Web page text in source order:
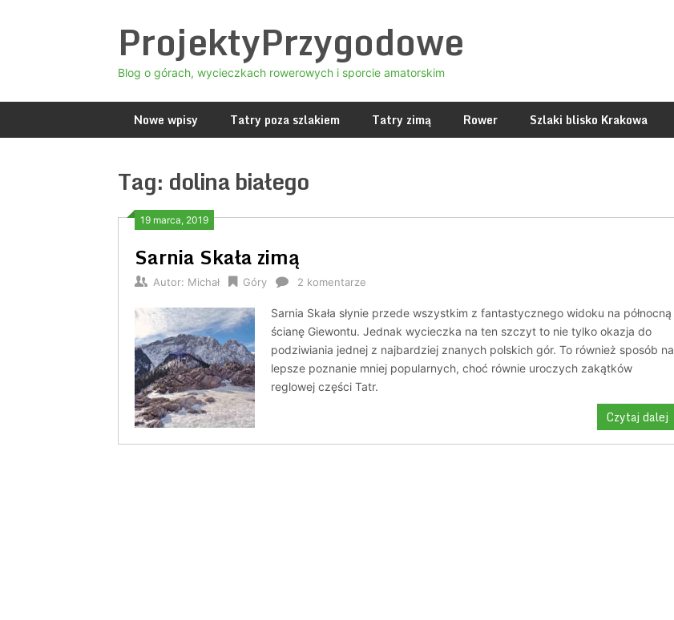
ProjektyPrzygodowe
Blog o górach, wycieczkach rowerowych i sporcie amatorskim
Nowe wpisy Tatry poza szlakiem Tatry zimą Rower Szlaki blisko Krakowa
Tag: dolina białego
19 marca, 2019
Sarnia Skała zimą
Autor: Michał Góry 2 komentarze
Sarnia Skała słynie przede wszystkim z fantastycznego widoku na północną
ścianę Giewontu. Jednak wycieczka na ten szczyt to nie tylko okazja do
podziwiania jednej z najbardziej znanych polskich gór. To również sposób na
lepsze poznanie mniej popularnych, choć równie uroczych zakątków
reglowej części Tatr.
Czytaj dalej